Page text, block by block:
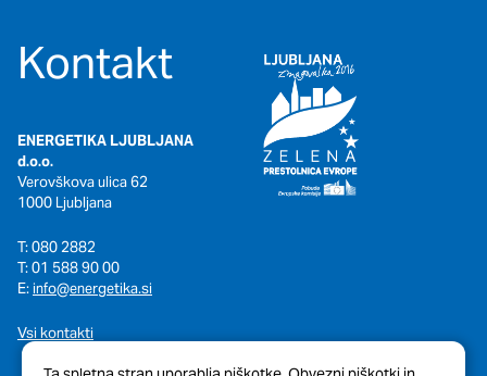
Kontakt
ENERGETIKA LJUBLJANA
d.o.o.
Verovškova ulica 62
1000 Ljubljana
T: 080 2882
T: 01 588 90 00
E:info@energetika.si
Vsi kontakti